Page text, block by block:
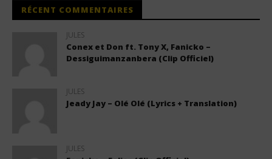
RÉCENT COMMENTAIRES
JULES
Conex et Don ft. Tony X, Fanicko –
Dessiguimanzanbera (Clip Officiel)
JULES
Jeady Jay – Olé Olé (Lyrics + Translation)
JULES